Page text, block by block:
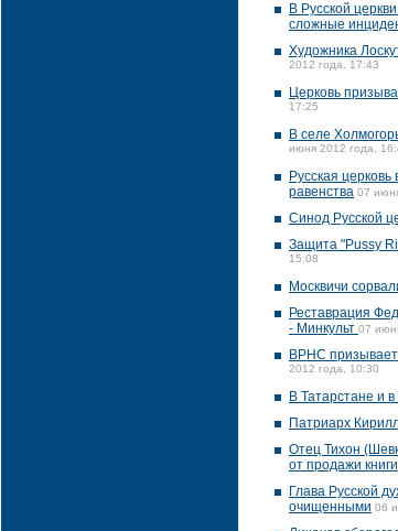
В Русской
сложные
Художника
2012 года, 17:43
Церковь
17:25
В селе
июня 2012 года,
Русская
равенства 07
Синод Русской
Защита "Pussy
15:08
Москвичи
Реставрация
- Минкульт 07
ВРНС призывает
2012 года, 10:30
В Татарстане и
Патриарх
Отец Тихон
от продажи книги
Глава Русской
очищенными 06